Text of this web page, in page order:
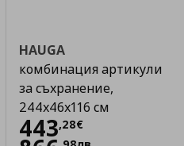
HAUGA
комбинация артикули
за съхранение,
244x46x116 см
443,28€
Цена443,28 €